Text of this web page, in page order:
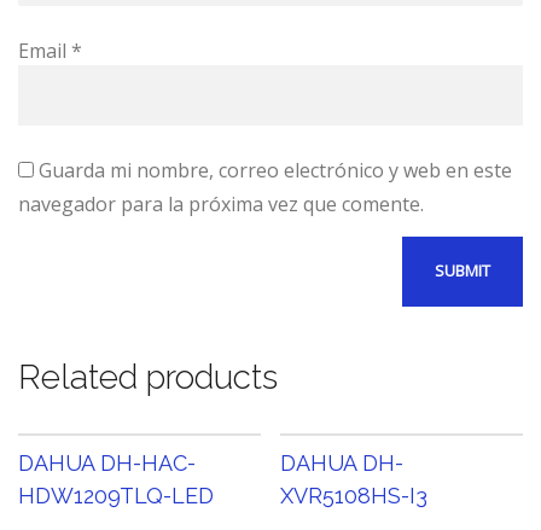
Email *
Guarda mi nombre, correo electrónico y web en este
navegador para la próxima vez que comente.
Related products
DAHUA DH-HAC-
HDW1209TLQ-LED
DAHUA DH-
XVR5108HS-I3